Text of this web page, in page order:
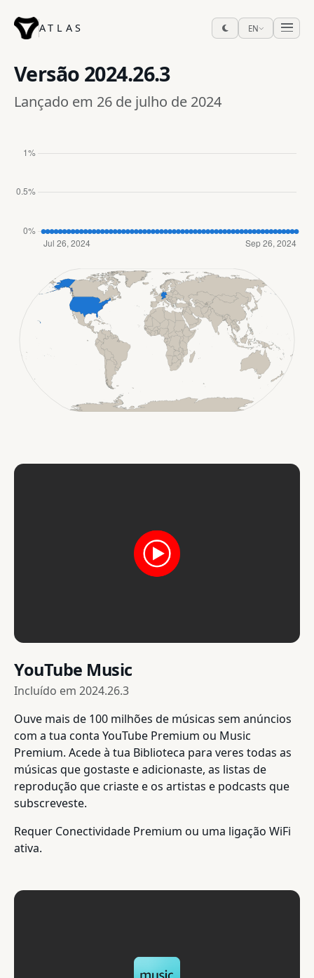
ATLAS EN
Versão 2024.26.3
Lançado em 26 de julho de 2024
YouTube Music
Incluído em 2024.26.3
Ouve mais de 100 milhões de músicas sem anúncios
com a tua conta YouTube Premium ou Music
Premium. Acede à tua Biblioteca para veres todas as
músicas que gostaste e adicionaste, as listas de
reprodução que criaste e os artistas e podcasts que
subscreveste.
Requer Conectividade Premium ou uma ligação WiFi
ativa.